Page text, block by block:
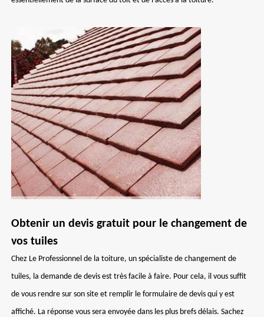
Obtenir un devis gratuit pour le changement de
vos tuiles
Chez Le Professionnel de la toiture, un spécialiste de changement de
tuiles, la demande de devis est très facile à faire. Pour cela, il vous suffit
de vous rendre sur son site et remplir le formulaire de devis qui y est
affiché. La réponse vous sera envoyée dans les plus brefs délais. Sachez